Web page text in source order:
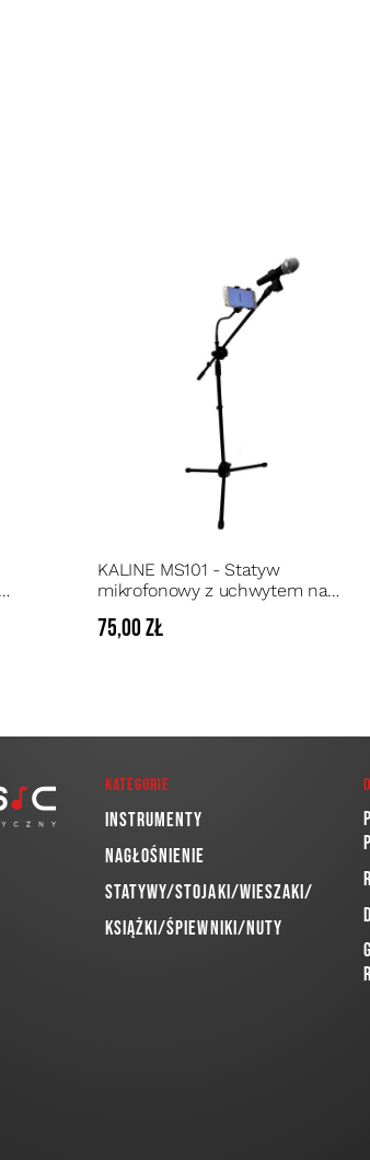
KALINE MS101 - Statyw
mikrofonowy z uchwytem na
75,00 zł
Kategorie
Instrumenty
Nagłośnienie
Statywy/Stojaki/Wieszaki/
Książki/Śpiewniki/Nuty